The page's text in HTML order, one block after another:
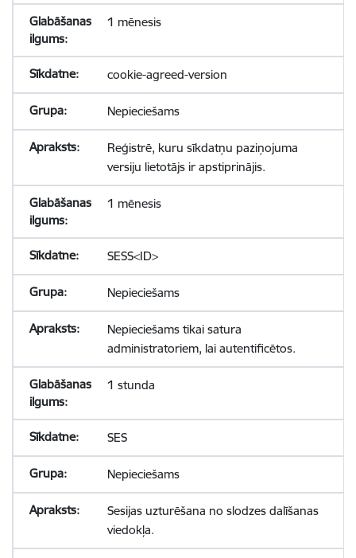
1 mēnesis
cookie-agreed-version
Nepieciešams
Reģistrē, kuru sīkdatņu paziņojuma
versiju lietotājs ir apstiprinājis.
1 mēnesis
SESS<ID>
Nepieciešams
Nepieciešams tikai satura
administratoriem, lai autentificētos.
1 stunda
SES
Nepieciešams
Sesijas uzturēšana no slodzes dalīšanas
viedokļa.